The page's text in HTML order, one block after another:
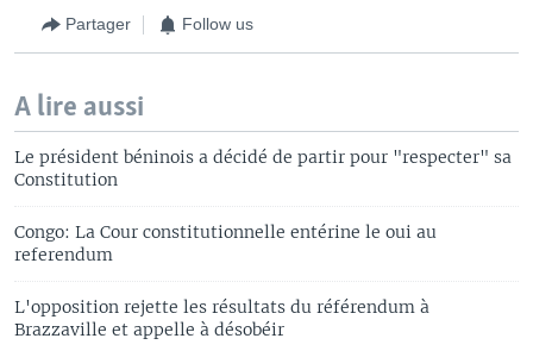
Partager Follow us
A lire aussi
Le président béninois a décidé de partir pour "respecter" sa
Constitution
Congo: La Cour constitutionnelle entérine le oui au
referendum
L'opposition rejette les résultats du référendum à
Brazzaville et appelle à désobéir